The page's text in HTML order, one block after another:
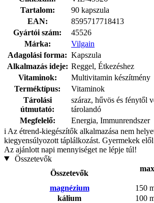
Tartalom:
90 kapszula
EAN:
8595717718413
Gyártói szám:
45526
Márka:
Vilgain
Adagolási forma: Kapszula
Alkalmazás ideje: Reggel, Étkezéshez
Vitaminok:
Multivitamin készítmény
Terméktípus:
Vitaminok
Tárolási
útmutató:
száraz, hűvös és fénytől
tárolandó
Megfelelő:
Energia, Immunrendszer
i Az étrend-kiegészítők alkalmazása nem
kiegyensúlyozott táplálkozást. Gyermekek
Az ajánlott napi mennyiséget ne lépje túl!
Összetevők
Összetevők
magnézium
150
kálium
100